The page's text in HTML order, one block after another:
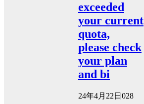
exceeded
your current
quota,
please check
your plan
and bi
24年4月22日 028